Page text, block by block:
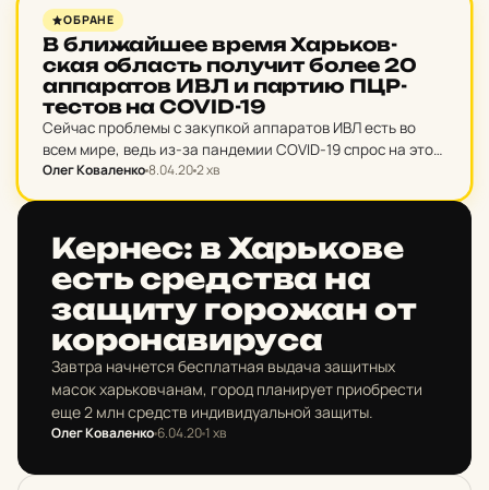
НОВИНИ ХАРКОВА
ОБРАНЕ
В бли­жай­шее время Харь­ков­
ская об­ласть по­лу­чит более 20
ап­па­ра­тов ИВЛ и партию ПЦР-
тестов на COVID-19
Сейчас проблемы с закупкой аппаратов ИВЛ есть во
всем мире, ведь из-за пандемии COVID-19 спрос на это
оборудование существенно возрос.
Олег Коваленко8.04.202 хв
Кернес: в Харь­ко­ве
есть сред­ства на
защиту го­ро­жан от
ко­ро­на­ви­ру­са
Завтра начнется бесплатная выдача защитных
масок харьковчанам, город планирует приобрести
еще 2 млн средств индивидуальной защиты.
Олег Коваленко 6.04.201 хв